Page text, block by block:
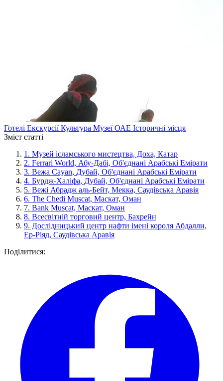
Готелі ЕкскурсіїКультура МузеїОАЕ Історичні місця
Зміст статті
1. Музей ісламського мистецтва, Доха, Катар
2. Ferrari World, Абу-Дабі, Об'єднані Арабські Емірати
3. Вежа Cayan, Дубай, Об'єднані Арабські Емірати
4. Бурдж-Халіфа, Дубай, Об'єднані Арабські Емірати
5. Вежі Абрадж аль-Бейт, Мекка, Саудівська Аравія
6. The Chedi Muscat, Маскат, Оман
7. Bank Muscat, Маскат, Оман
8. Всесвітній торговий центр, Бахрейн
9. Дослідницький центр нафти імені короля Абдалли,
Ер-Ріяд, Саудівська Аравія
Поділитися: